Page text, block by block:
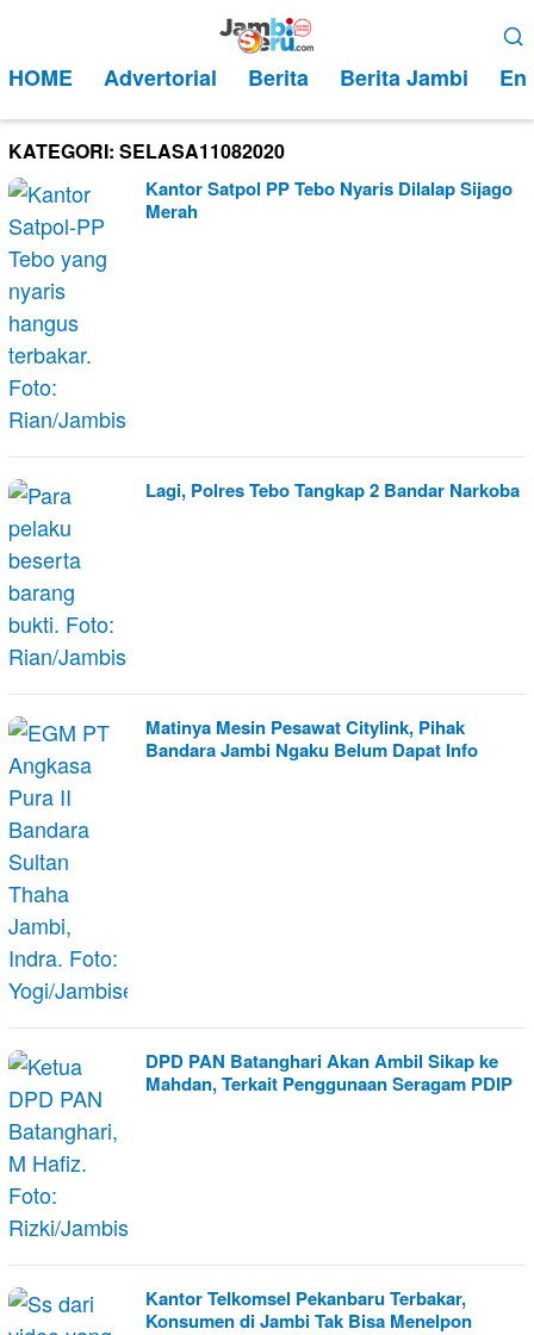
kontenMobile
HOME Advertorial Berita Berita Jambi
KATEGORI: SELASA11082020
Kantor Satpol PP Tebo Nyaris Dilalap Sijago
Merah
Lagi, Polres Tebo Tangkap 2 Bandar Narkoba
Matinya Mesin Pesawat Citylink, Pihak
Bandara Jambi Ngaku Belum Dapat Info
DPD PAN Batanghari Akan Ambil Sikap ke
Mahdan, Terkait Penggunaan Seragam PDIP
Kantor Telkomsel Pekanbaru Terbakar,
Konsumen di Jambi Tak Bisa Menelpon